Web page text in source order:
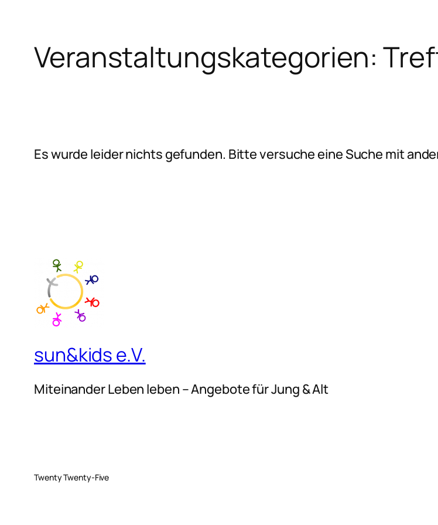
Veranstaltungskategorien:
Es wurde leider nichts gefunden. Bitte versuche eine Suche mit
sun&kids e.V.
Miteinander Leben leben – Angebote für Jung & Alt
Twenty Twenty-Five